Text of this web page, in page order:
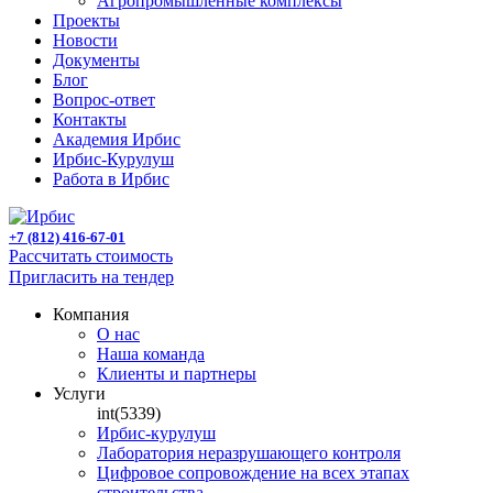
Проекты
Новости
Документы
Блог
Вопрос-ответ
Контакты
Академия Ирбис
Ирбис-Курулуш
Работа в Ирбис
+7 (812) 416-67-01
Рассчитать стоимость
Пригласить на тендер
Компания
О нас
Наша команда
Клиенты и партнеры
Услуги
int(5339)
Ирбис-курулуш
Лаборатория неразрушающего контроля
Цифровое сопровождение на всех этапах